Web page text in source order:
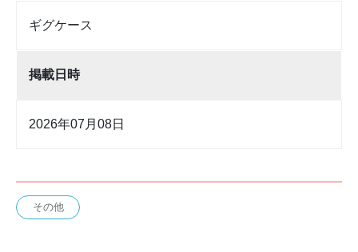
ギグケース
掲載日時
2026年07月08日
その他